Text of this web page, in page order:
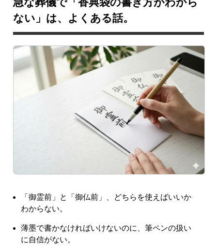
ない」は、よくある話。
「御霊前」と「御仏前」、どちらを使えばいいか
わからない。
薄墨で書かなければいけないのに、筆ペンの扱い
に自信がない。